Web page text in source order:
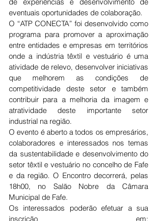
eventuais oportunidades de colaboração.
O “ATP CONECTA” foi desenvolvido como
programa para promover a aproximação
entre entidades e empresas em territórios
onde a indústria têxtil e vestuário é uma
atividade de relevo, desenvolver iniciativas
que melhorem as condições de
competitividade deste setor e também
contribuir para a melhoria da imagem e
atratividade deste importante setor
industrial na região.
O evento é aberto a todos os empresários,
colaboradores e interessados nos temas
da sustentabilidade e desenvolvimento do
setor têxtil e vestuário no concelho de Fafe
e da região. O Encontro decorrerá, pelas
18h00, no Salão Nobre da Câmara
Municipal de Fafe.
Os interessados poderão efetuar a sua